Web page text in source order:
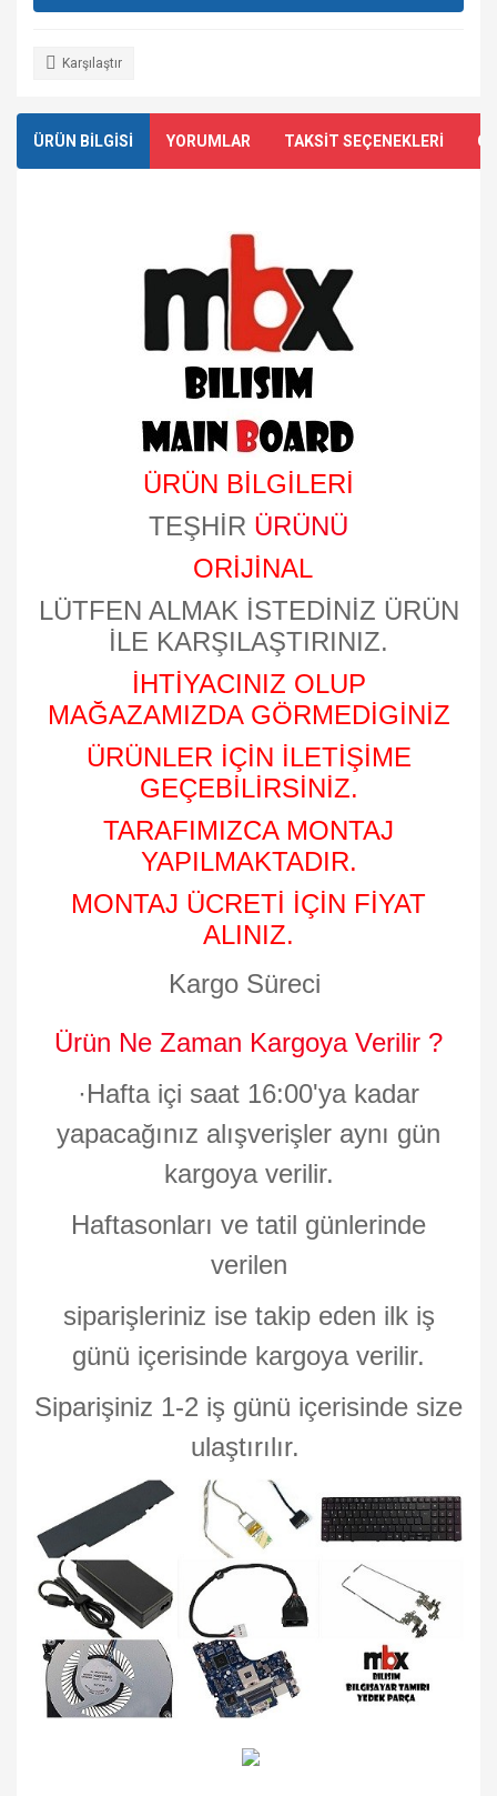
Karşılaştır
ÜRÜN BİLGİSİ YORUMLAR TAKSİT SEÇENEKLERİ
ÜRÜN BİLGİLERİ
TEŞHİR ÜRÜNÜ
ORİJİNAL
LÜTFEN ALMAK İSTEDİNİZ ÜRÜN
İLE KARŞILAŞTIRINIZ.
İHTİYACINIZ OLUP
MAĞAZAMIZDA GÖRMEDİGİNİZ
ÜRÜNLER İÇİN İLETİŞİME
GEÇEBİLİRSİNİZ.
TARAFIMIZCA MONTAJ
YAPILMAKTADIR.
MONTAJ ÜCRETİ İÇİN FİYAT
ALINIZ.
Kargo Süreci
Ürün Ne Zaman Kargoya Verilir ?
·Hafta içi saat 16:00'ya kadar
yapacağınız alışverişler aynı gün
kargoya verilir.
Haftasonları ve tatil günlerinde
verilen
siparişleriniz ise takip eden ilk iş
günü içerisinde kargoya verilir.
Siparişiniz 1-2 iş günü içerisinde size
ulaştırılır.